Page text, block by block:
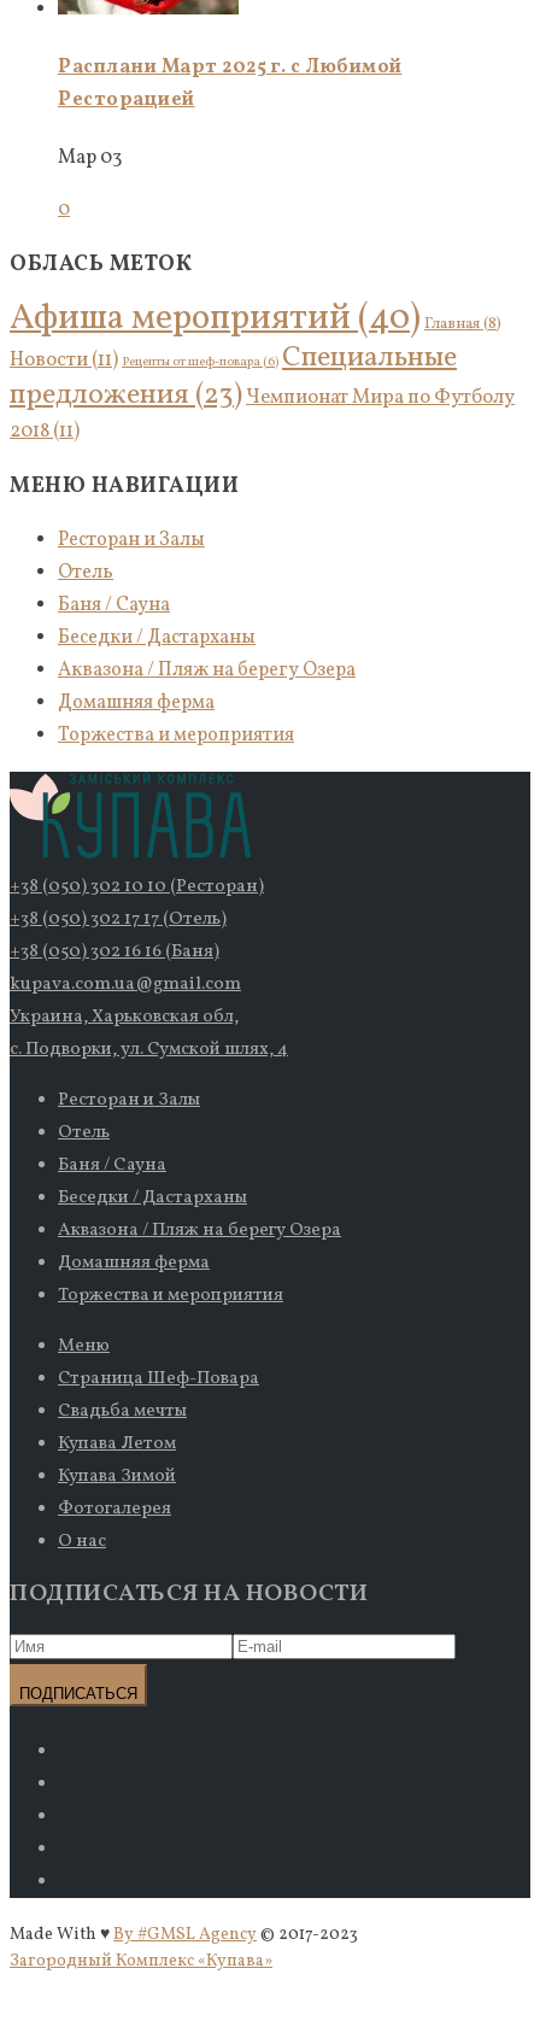
Расплани Март 2025 г. с Любимой
Ресторацией
Мар 03
0
ОБЛАСЬ МЕТОК
Афиша мероприятий(40) Главная(8)
Новости(11) Рецепты от шеф-повара(6) Специальные
предложения(23)Чемпионат Мира по Футболу
2018(11)
МЕНЮ НАВИГАЦИИ
Ресторан и Залы
Отель
Баня / Сауна
Беседки / Дастарханы
Аквазона / Пляж на берегу Озера
Домашняя ферма
Торжества и мероприятия
+38 (050) 302 10 10 (Ресторан)
+38 (050) 302 17 17 (Отель)
+38 (050) 302 16 16 (Баня)
kupava.com.ua@gmail.com
Украина, Харьковская обл,
с. Подворки, ул. Сумской шлях, 4
Ресторан и Залы
Отель
Баня / Сауна
Беседки / Дастарханы
Аквазона / Пляж на берегу Озера
Домашняя ферма
Торжества и мероприятия
Меню
Страница Шеф-Повара
Свадьба мечты
Купава Летом
Купава Зимой
Фотогалерея
О нас
ПОДПИСАТЬСЯ НА НОВОСТИ
Made With ♥By #GMSL Agency© 2017-2023
Загородный Комплекс «Купава»